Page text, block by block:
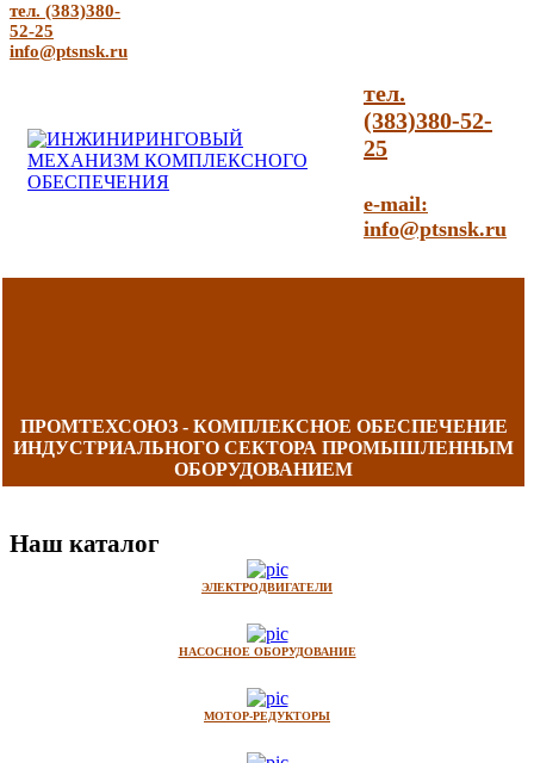
тел. (383)380-
52-25
info@ptsnsk.ru
тел.
(383)380-52-
25
e-mail:
info@ptsnsk.ru
ПРОМТЕХСОЮЗ - КОМПЛЕКСНОЕ ОБЕСПЕЧЕНИЕ
ИНДУСТРИАЛЬНОГО СЕКТОРА ПРОМЫШЛЕННЫМ
ОБОРУДОВАНИЕМ
Наш каталог
ЭЛЕКТРОДВИГАТЕЛИ
НАСОСНОЕ ОБОРУДОВАНИЕ
МОТОР-РЕДУКТОРЫ